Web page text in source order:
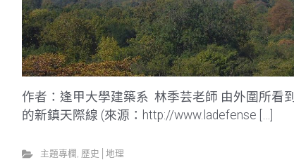
作者：逢甲大學建築系 林季芸老師 由外圍所看到
的新鎮天際線 (來源：http://www.ladefense […]
主題專欄 , 歷史│地理